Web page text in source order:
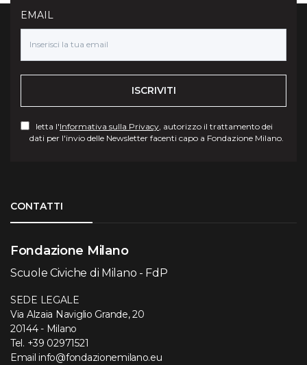
EMAIL
ISCRIVITI
letta l'Informativa sulla Privacy, autorizzo il trattamento dei
dati per l'invio delle Newsletter facenti capo a Fondazione Milano.
CONTATTI
Fondazione Milano
Scuole Civiche di Milano - FdP
SEDE LEGALE
Via Alzaia Naviglio Grande, 20
20144 - Milano
Tel. +39 02971521
Email info@fondazionemilano.eu